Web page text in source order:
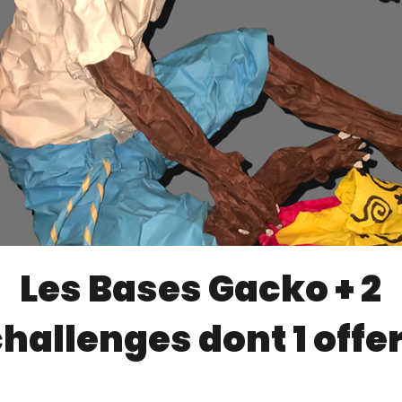
Les Bases Gacko + 2
dont 1